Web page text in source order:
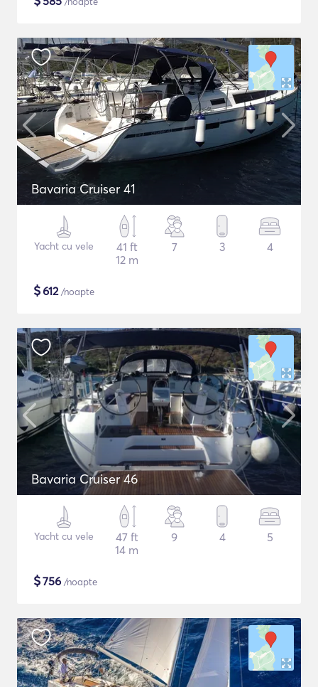
Bavaria Cruiser 41
Yacht cu vele
41 ft
12 m
7 3 4
$612/noapte
Bavaria Cruiser 46
Yacht cu vele
47 ft
14 m
9 4 5
$756 /noapte